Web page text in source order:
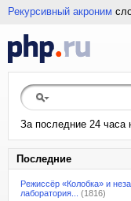
Рекурсивный акроним
За последние 24 часа
Последние
Режиссёр «Колобка» и
лаборатория...
(1816)